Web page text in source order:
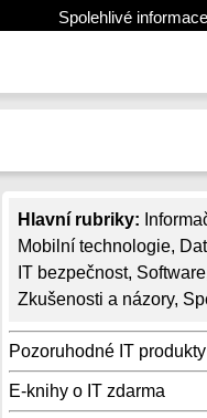
Spolehlivé
Hlavní rubriky:
Mobilní technologie,
IT bezpečnost, Software
Zkušenosti a názory,
Pozoruhodné IT
E-knihy o IT zdarma